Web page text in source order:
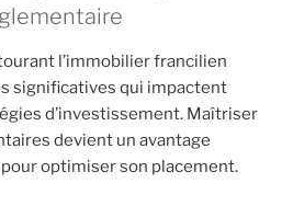
l’immobilier francilien
significatives qui impactent
d’investissement. Maîtriser
devient un avantage
optimiser son placement.